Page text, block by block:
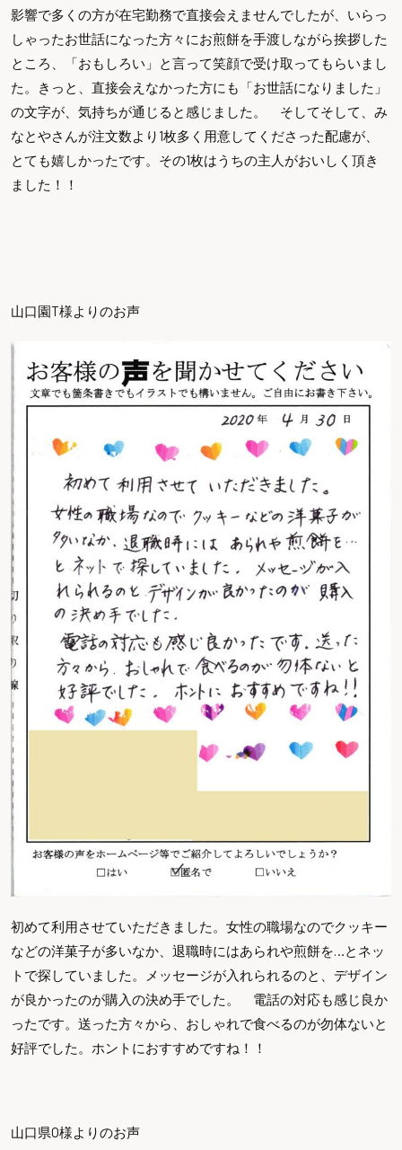
影響で多くの方が在宅勤務で直接会えませんでしたが、いらっ
しゃったお世話になった方々にお煎餅を手渡しながら挨拶した
ところ、「おもしろい」と言って笑顔で受け取ってもらいまし
た。きっと、直接会えなかった方にも「お世話になりました」
の文字が、気持ちが通じると感じました。 そしてそして、み
なとやさんが注文数より1枚多く用意してくださった配慮が、
とても嬉しかったです。その1枚はうちの主人がおいしく頂き
ました！！
山口園T様よりのお声
初めて利用させていただきました。女性の職場なのでクッキー
などの洋菓子が多いなか、退職時にはあられや煎餅を…とネッ
トで探していました。メッセージが入れられるのと、デザイン
が良かったのが購入の決め手でした。 電話の対応も感じ良か
ったです。送った方々から、おしゃれで食べるのが勿体ないと
好評でした。ホントにおすすめですね！！
山口県O様よりのお声